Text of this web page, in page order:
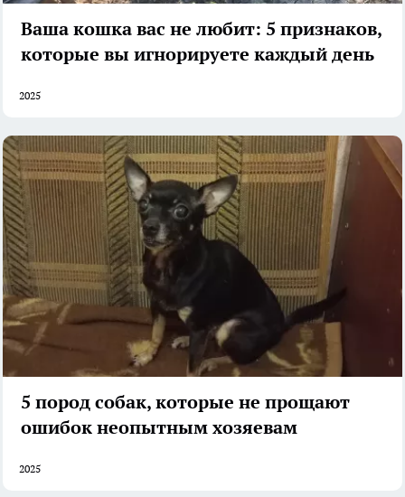
Ваша кошка вас не любит: 5 признаков,
которые вы игнорируете каждый день
2025
5 пород собак, которые не прощают
ошибок неопытным хозяевам
2025